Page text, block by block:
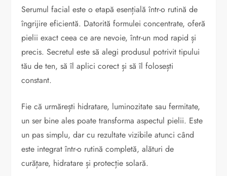
Serumul facial este o etapă esențială într-o rutină de
îngrijire eficientă. Datorită formulei concentrate, oferă
pielii exact ceea ce are nevoie, într-un mod rapid și
precis. Secretul este să alegi produsul potrivit tipului
tău de ten, să îl aplici corect și să îl folosești
constant.
Fie că urmărești hidratare, luminozitate sau fermitate,
un ser bine ales poate transforma aspectul pielii. Este
un pas simplu, dar cu rezultate vizibile atunci când
este integrat într-o rutină completă, alături de
curățare, hidratare și protecție solară.